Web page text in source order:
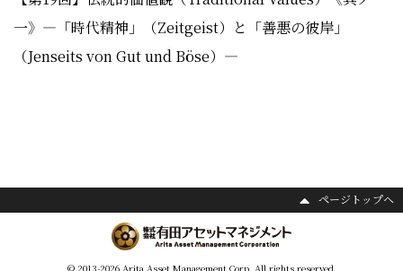
一》―「時代精神」（Zeitgeist）と「善悪の彼岸」
（Jenseits von Gut und Böse）―
ページトップヘ
© 2013-2026 Arita Asset Management Corp. All rights reserved.